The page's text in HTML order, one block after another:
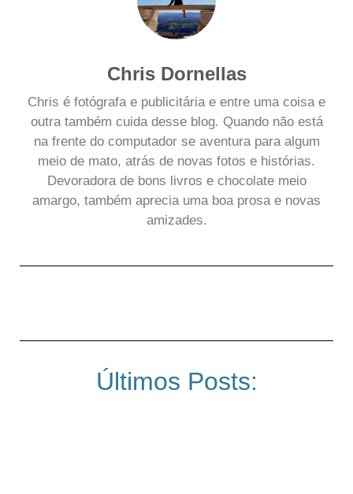
Chris Dornellas
Chris é fotógrafa e publicitária e entre uma coisa e
outra também cuida desse blog. Quando não está
na frente do computador se aventura para algum
meio de mato, atrás de novas fotos e histórias.
Devoradora de bons livros e chocolate meio
amargo, também aprecia uma boa prosa e novas
amizades.
Últimos Posts: